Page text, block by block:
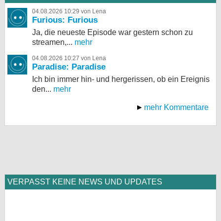
04.08.2026 10:29 von Lena
Furious: Furious
Ja, die neueste Episode war gestern schon zu
streamen,... mehr
04.08.2026 10:27 von Lena
Paradise: Paradise
Ich bin immer hin- und hergerissen, ob ein Ereignis
den... mehr
mehr Kommentare
VERPASST KEINE NEWS UND UPDATES